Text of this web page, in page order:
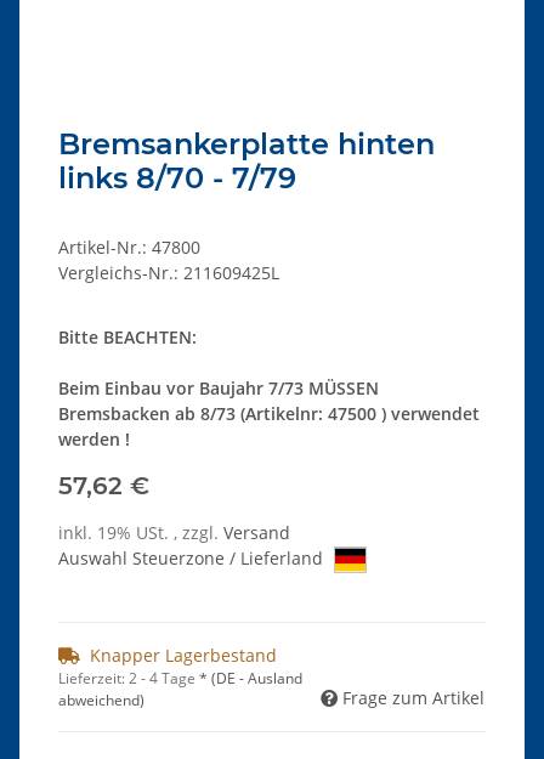
Bremsankerplatte hinten
links 8/70 - 7/79
Artikel-Nr.: 47800
Vergleichs-Nr.: 211609425L
Bitte BEACHTEN:
Beim Einbau vor Baujahr 7/73 MÜSSEN
Bremsbacken ab 8/73 (Artikelnr: 47500 ) verwendet
werden !
57,62 €
inkl. 19% USt. , zzgl. Versand
Auswahl Steuerzone / Lieferland
Knapper Lagerbestand
Lieferzeit:2 - 4 Tage * (DE - Ausland
abweichend)
Frage zum Artikel